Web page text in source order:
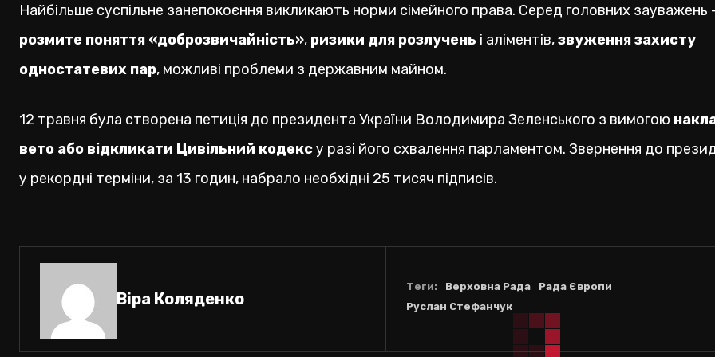
Найбільше суспільне занепокоєння викликають норми сімейного права. Серед головних зауважень
розмите поняття «доброзвичайність», ризики для розлучень і аліментів,звуження захисту
одностатевих пар, можливі проблеми з державним майном.
12 травня була створена петиція до президента України Володимира Зеленського з вимогою
вето або відкликати Цивільний кодексу разі його схвалення парламентом. Звернення до
у рекордні терміни, за 13 годин, набрало необхідні 25 тисяч підписів.
Віра Коляденко
Теги: Верховна Рада
Рада Європи
Руслан Стефанчук